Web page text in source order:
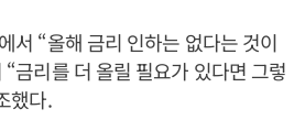
서 “올해 금리 인하는 없다는 것이
금리를 더 올릴 필요가 있다면 그렇
했다.